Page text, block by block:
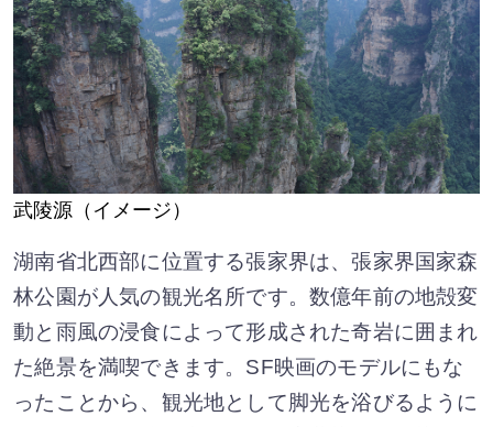
武陵源（イメージ）
湖南省北西部に位置する張家界は、張家界国家森
林公園が人気の観光名所です。数億年前の地殻変
動と雨風の浸食によって形成された奇岩に囲まれ
た絶景を満喫できます。SF映画のモデルにもな
ったことから、観光地として脚光を浴びるように